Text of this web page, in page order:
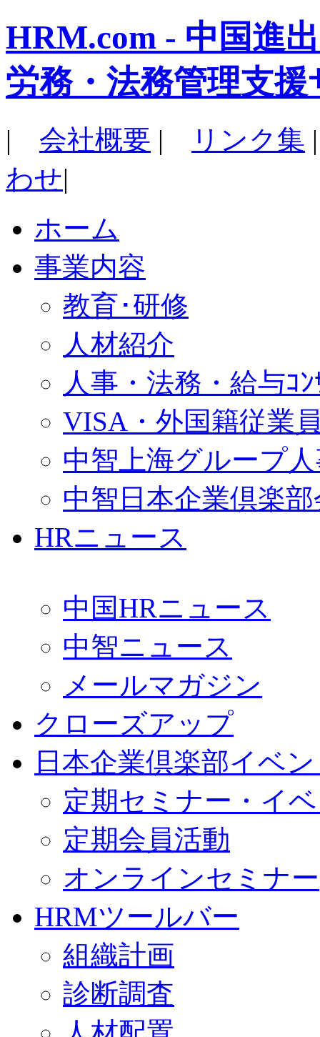
HRM.com - 中国進
労務・法務管理支援
| 会社概要 | リンク集
わせ|
ホーム
事業内容
教育･研修
人材紹介
人事・法務・給与ｺﾝ
VISA・外国籍従業
中智上海グループ
中智日本企業倶楽
HRニュース
中国HRニュース
中智ニュース
メールマガジン
クローズアップ
日本企業倶楽部イベ
定期セミナー・イ
定期会員活動
オンラインセミナー
HRMツールバー
組織計画
診断調査